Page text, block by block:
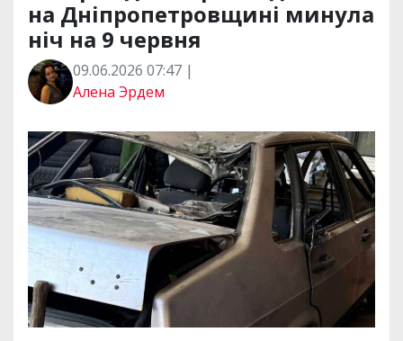
на Дніпропетровщині минула
ніч на 9 червня
09.06.2026 07:47 |
Алена Эрдем